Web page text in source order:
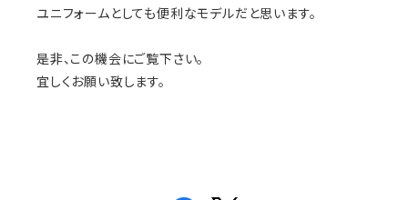
ユニフォームとしても便利なモデルだと思います。
是非、この機会にご覧下さい。
宜しくお願い致します。